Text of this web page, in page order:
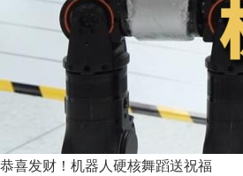
恭喜发财！机器人硬核舞蹈送祝福